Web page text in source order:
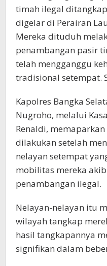
timah ilegal
digelar di Perairan
Mereka dituduh
penambangan pasir
telah mengganggu
tradisional setempat.
Kapolres Bangka
Nugroho, melalui
Renaldi,
dilakukan setelah
nelayan setempat
mobilitas mereka
penambangan ilegal.
Nelayan-nelayan itu
wilayah tangkap
hasil tangkapannya
signifikan dalam